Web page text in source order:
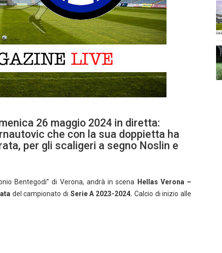
26 maggio 2024 in diretta:
che con la sua doppietta ha
per gli scaligeri a segno Noslin e
Bentegodi” di Verona, andrà in scena
Hellas Verona –
del campionato di Serie A 2023-2024. Calcio di inizio alle